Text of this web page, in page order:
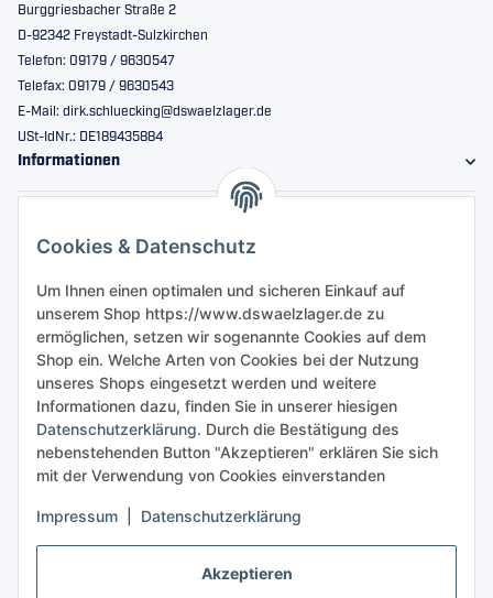
Akzeptieren
Cookies & Datenschutz
Um Ihnen einen optimalen und sicheren Einkauf auf
unserem Shop https://www.dswaelzlager.de zu
ermöglichen, setzen wir sogenannte Cookies auf dem
Shop ein. Welche Arten von Cookies bei der Nutzung
unseres Shops eingesetzt werden und weitere
Informationen dazu, finden Sie in unserer hiesigen
Datenschutzerklärung. Durch die Bestätigung des
nebenstehenden Button "Akzeptieren" erklären Sie sich
mit der Verwendung von Cookies einverstanden
Impressum Datenschutzerklärung
Burggriesbacher Straße 2
D-92342 Freystadt-Sulzkirchen
Telefon: 09179 / 9630547
Telefax: 09179 / 9630543
E-Mail: dirk.schluecking@dswaelzlager.de
USt-IdNr.: DE189435884
Informationen